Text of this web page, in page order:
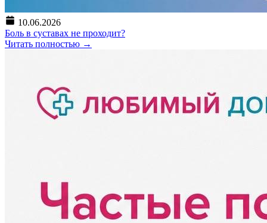
10.06.2026
Боль в суставах не проходит?
Читать полностью →